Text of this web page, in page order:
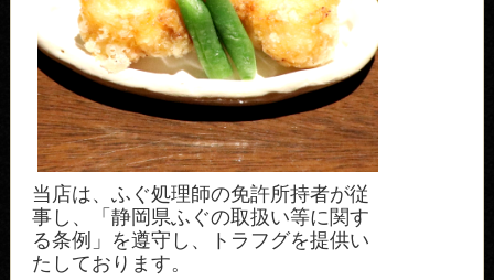
当店は、ふぐ処理師の免許所持者が従
事し、「静岡県ふぐの取扱い等に関す
る条例」を遵守し、トラフグを提供い
たしております。